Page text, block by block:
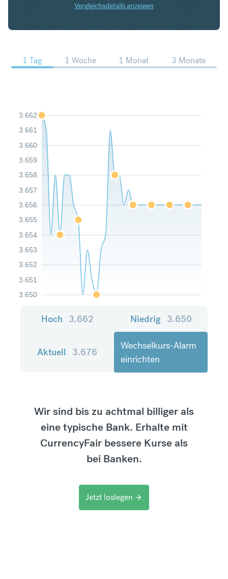
Vergleichsdetails anzeigen
CHF in ILS Trends
1 Tag 1 Woche 1 Monat 3 Monate
3.650
3.651
3.652
3.653
3.654
3.655
3.656
3.657
3.658
3.659
3.660
3.661
3.662
Hoch 3.662 Niedrig 3.650
Aktuell 3.676
Wechselkurs-Alarm
einrichten
Wir sind bis zu achtmal billiger als
eine typische Bank. Erhalte mit
CurrencyFair bessere Kurse als
bei Banken.
Jetzt loslegen arrow_forward